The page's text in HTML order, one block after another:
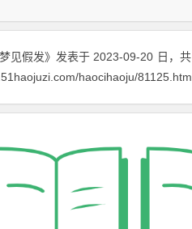
见假发》 发表于 2023-09-20 日 ，
haocihaoju/